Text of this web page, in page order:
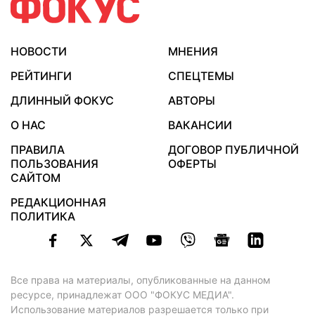
НОВОСТИ
МНЕНИЯ
РЕЙТИНГИ
СПЕЦТЕМЫ
ДЛИННЫЙ ФОКУС
АВТОРЫ
О НАС
ВАКАНСИИ
ПРАВИЛА
ПОЛЬЗОВАНИЯ
САЙТОМ
ДОГОВОР ПУБЛИЧНОЙ
ОФЕРТЫ
РЕДАКЦИОННАЯ
ПОЛИТИКА
Все права на материалы, опубликованные на данном
ресурсе, принадлежат ООО "ФОКУС МЕДИА".
Использование материалов разрешается только при